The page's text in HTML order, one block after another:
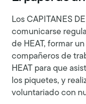
Los CAPITANES
comunicarse
de HEAT, formar
compañeros de
HEAT para que
los piquetes, y
voluntariado con